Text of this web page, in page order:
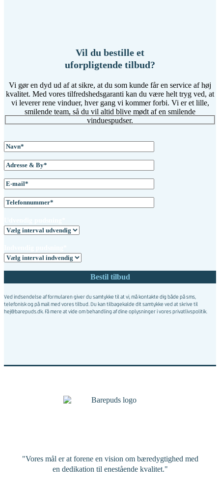
Vil du bestille et
uforpligtende tilbud?
Vi gør en dyd ud af at sikre, at du som kunde får en service af høj
kvalitet. Med vores tilfredshedsgaranti kan du være helt tryg ved, at
vi leverer rene vinduer, hver gang vi kommer forbi. Vi er et lille,
smilende team, så du vil altid blive mødt af en smilende
vinduespudser.
Ved indsendelse af formularen giver du samtykke til at vi, må kontakte dig både på sms,
telefonisk og på mail med vores tilbud. Du kan tilbagekalde dit samtykke ved at skrive til
hej@barepuds.dk. Få mere at vide om behandling af dine oplysninger i voresprivatlivspolitik.
"Vores mål er at forene en vision om bæredygtighed med
en dedikation til enestående kvalitet."